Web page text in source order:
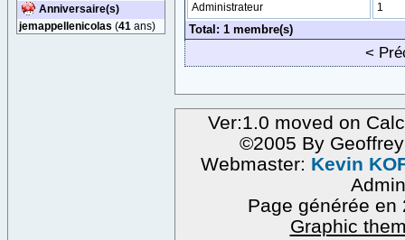
Anniversaire(s)
jemappellenicolas (41 ans)
Administrateur 1
Total: 1 membre(s)
<
Ver:1.0 moved on
©2005 By
Webmaster: Kevin
Page générée
Graphic